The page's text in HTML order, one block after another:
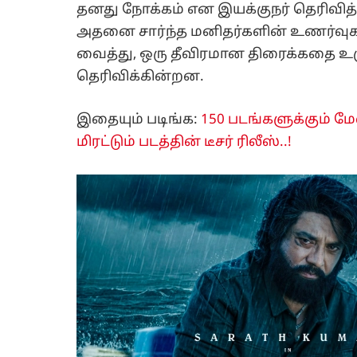
தனது நோக்கம் என இயக்குநர்
அதனை சார்ந்த மனிதர்களின்
வைத்து, ஒரு தீவிரமான திரைக்கதை
தெரிவிக்கின்றன.
இதையும் படிங்க: 150 படங்களுக்கும்
மிரட்டும் படத்தின் டீசர் ரிலீஸ்..!